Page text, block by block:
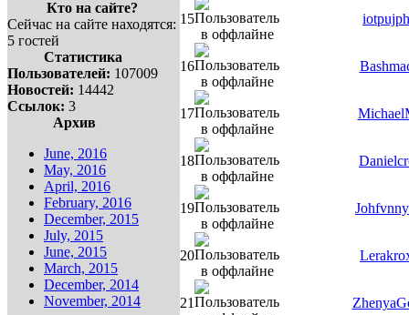
Кто на сайте?
Сейчас на сайте находятся:
5 гостей
Статистика
Пользователей: 107009
Новостей: 14442
Ссылок: 3
Архив
June, 2016
May, 2016
April, 2016
February, 2016
December, 2015
July, 2015
June, 2015
March, 2015
December, 2014
November, 2014
15
16
17
18
19
20
21